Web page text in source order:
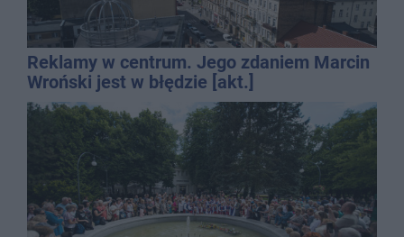
Reklamy w centrum. Jego zdaniem Marcin
Wroński jest w błędzie [akt.]